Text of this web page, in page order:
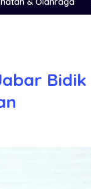
Bidik